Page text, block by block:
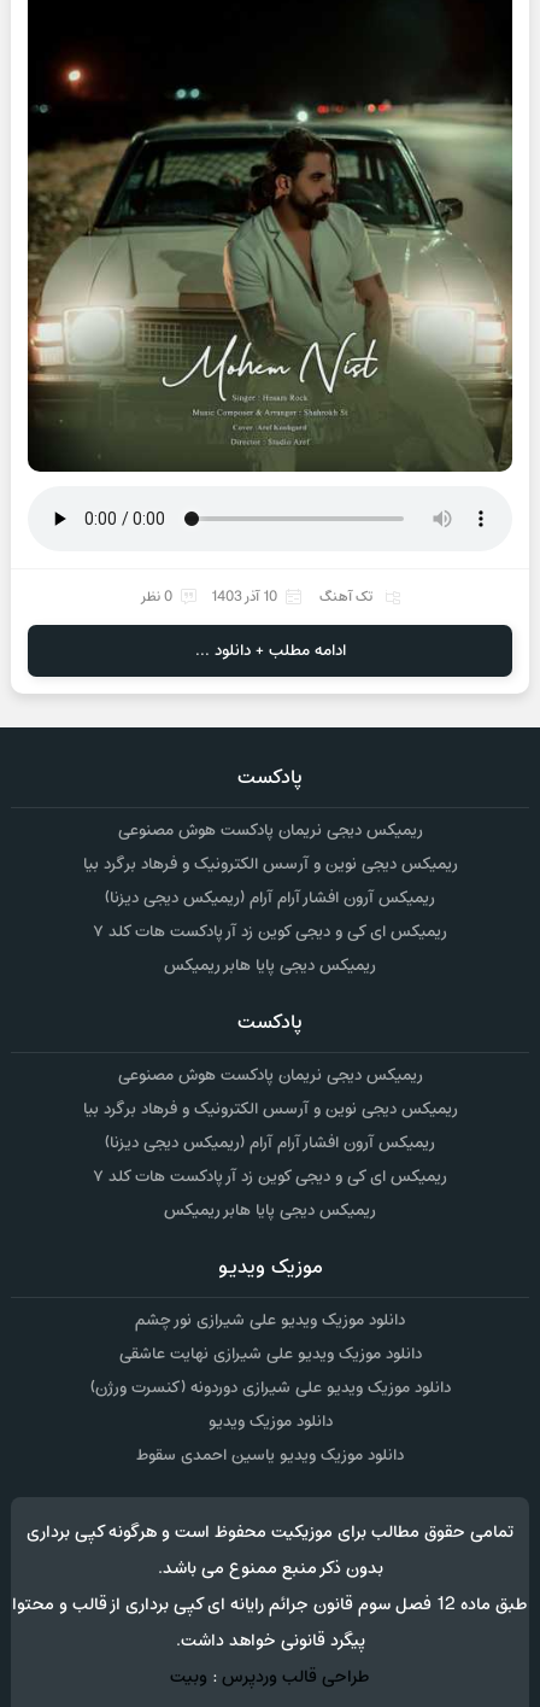
تک آهنگ 10 آذر 1403 0 نظر
ادامه مطلب + دانلود ...
پادکست
ریمیکس دیجی نریمان پادکست هوش مصنوعی
ریمیکس دیجی نوین و آرسس الکترونیک و فرهاد برگرد بیا
ریمیکس آرون افشار آرام آرام (ریمیکس دیجی دیزنا)
ریمیکس ای کی و دیجی کوین زد آر پادکست هات کلد ۷
ریمیکس دیجی پایا هابر ریمیکس
پادکست
ریمیکس دیجی نریمان پادکست هوش مصنوعی
ریمیکس دیجی نوین و آرسس الکترونیک و فرهاد برگرد بیا
ریمیکس آرون افشار آرام آرام (ریمیکس دیجی دیزنا)
ریمیکس ای کی و دیجی کوین زد آر پادکست هات کلد ۷
ریمیکس دیجی پایا هابر ریمیکس
موزیک ویدیو
دانلود موزیک ویدیو علی شیرازی نور چشم
دانلود موزیک ویدیو علی شیرازی نهایت عاشقی
دانلود موزیک ویدیو علی شیرازی دوردونه (کنسرت ورژن)
دانلود موزیک ویدیو
دانلود موزیک ویدیو یاسین احمدی سقوط
تمامی حقوق مطالب برای موزیکیت محفوظ است و هرگونه کپی برداری
بدون ذکر منبع ممنوع می باشد.
طبق ماده 12 فصل سوم قانون جرائم رایانه ای کپی برداری از قالب و محتوا
پیگرد قانونی خواهد داشت.
طراحی قالب وردپرس: وبیت